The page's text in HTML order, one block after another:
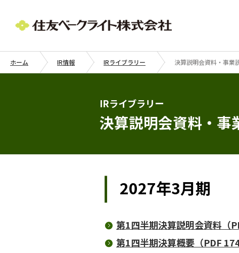
ホーム IR情報 IRライブラリー 決算説明会資料・事業
IRライブラリー
決算説明会資料・事
2027年3月期
第1四半期決算説明会資料（
第1四半期決算概要（PDF